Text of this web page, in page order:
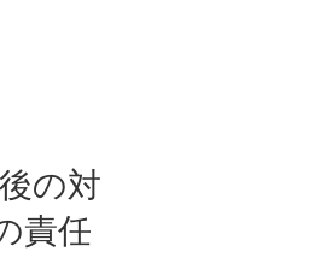
の対
責任